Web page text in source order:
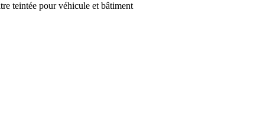
teintée pour véhicule et bâtiment